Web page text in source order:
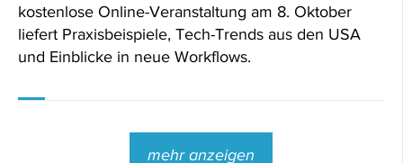
kostenlose Online-Veranstaltung am 8. Oktober
liefert Praxisbeispiele, Tech-Trends aus den USA
und Einblicke in neue Workflows.
mehr anzeigen